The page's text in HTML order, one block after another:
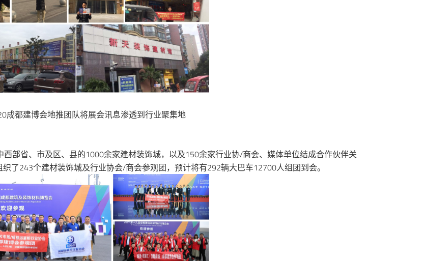
成都建博会地推团队将展会讯息渗透到行业聚集地
部省、市及区、县的1000余家建材装饰城，以及150余家行业协/商会、媒体单位结成合作伙伴关
了243个建材装饰城及行业协会/商会参观团，预计将有292辆大巴车12700人组团到会。